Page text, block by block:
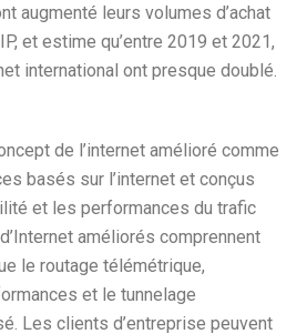
augmenté leurs volumes d’achat
et estime qu’entre 2019 et 2021,
international ont presque doublé.
de l’internet amélioré comme
basés sur l’internet et conçus
et les performances du trafic
améliorés comprennent
le routage télémétrique,
et le tunnelage
Les clients d’entreprise peuvent